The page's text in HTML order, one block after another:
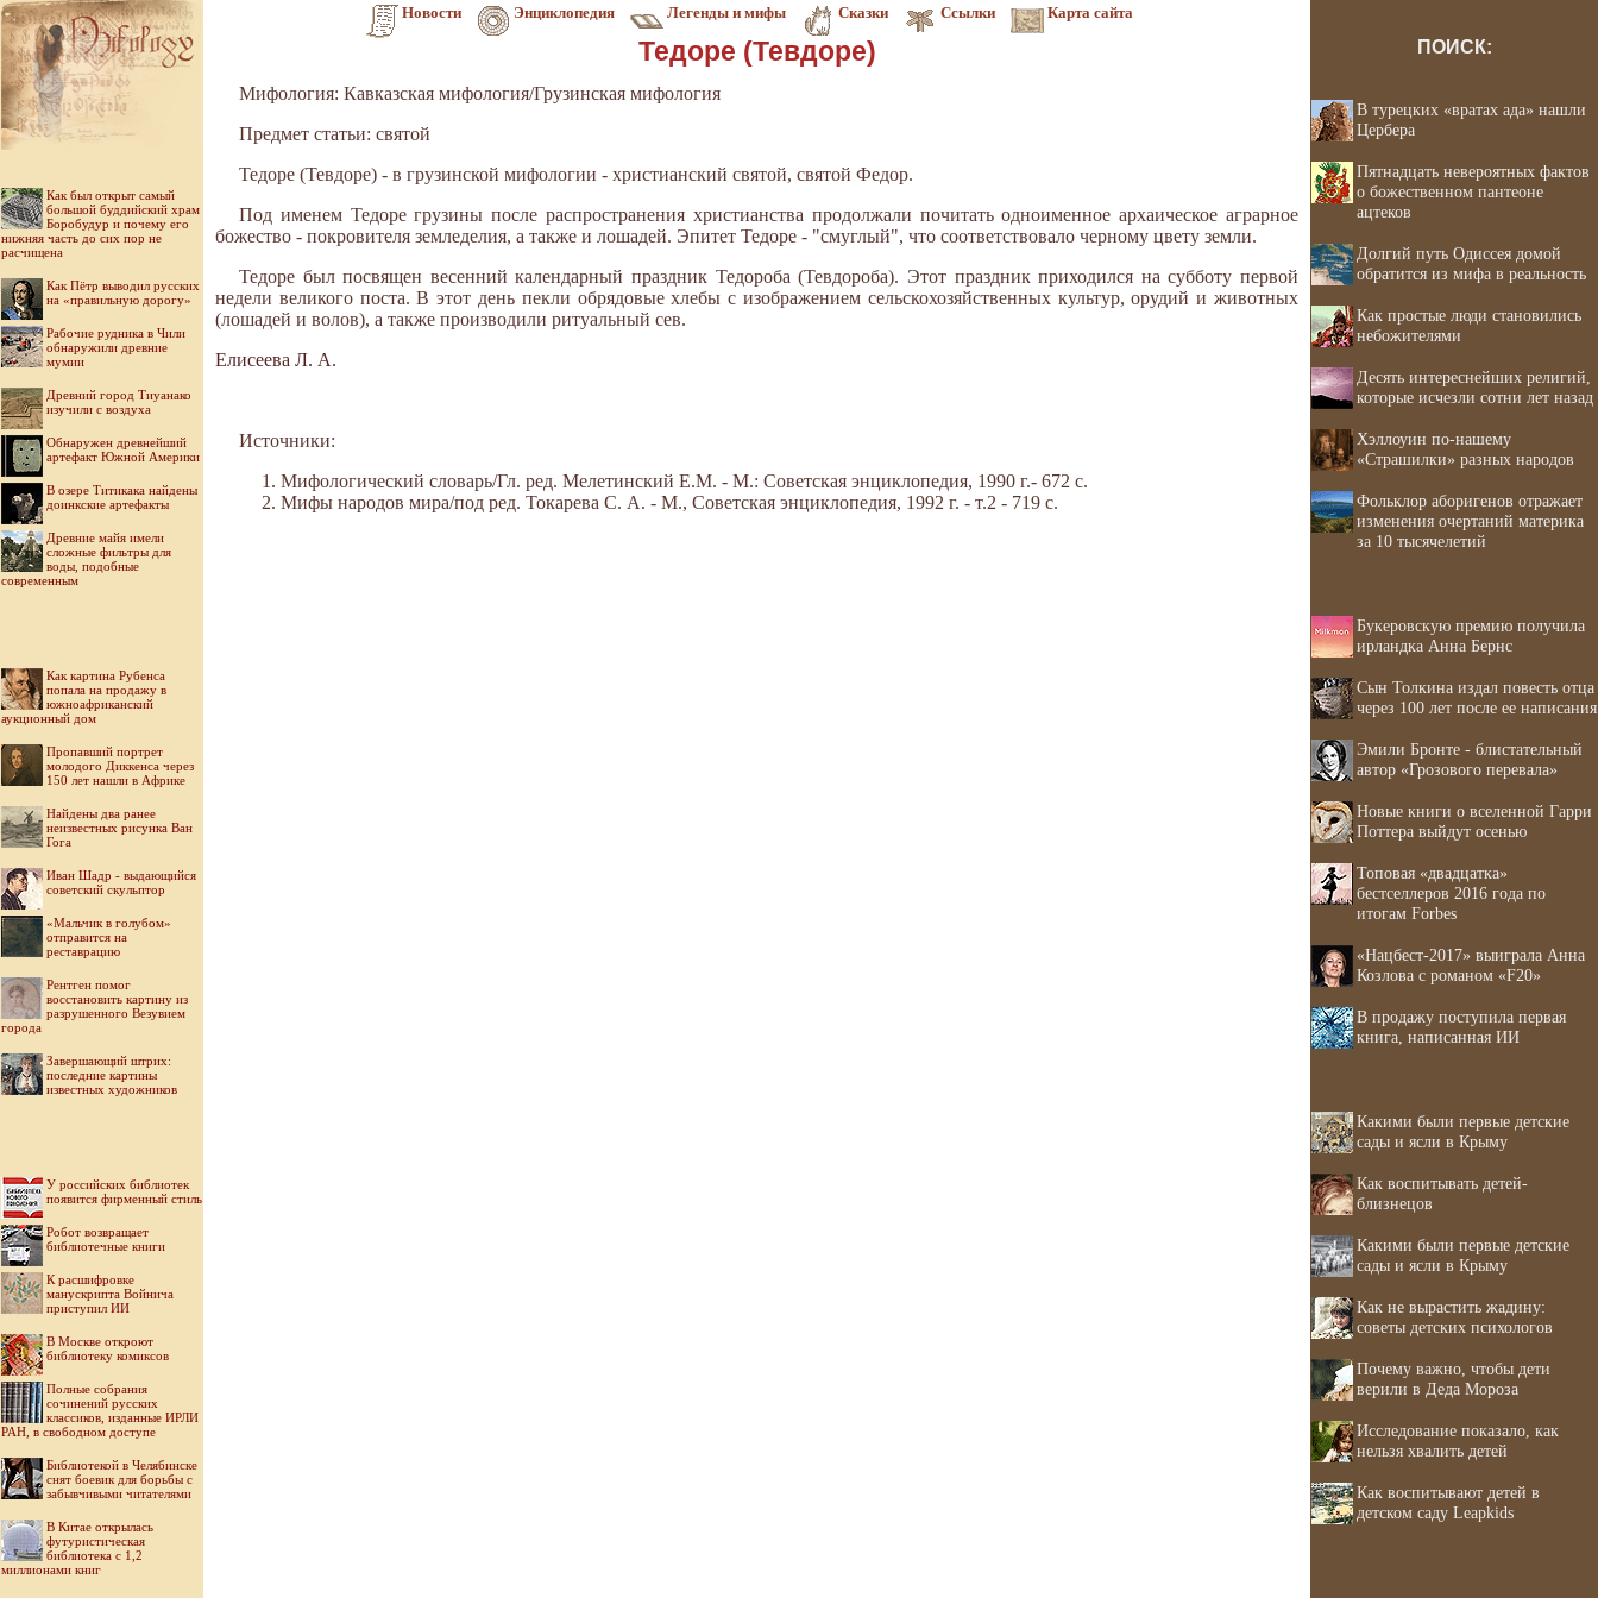
Новости Энциклопедия Легенды и мифы Сказки Ссылки Карта сайта
Как был открыт самый
большой буддийский храм
Боробудур и почему его
нижняя часть до сих пор не
расчищена
Как Пётр выводил русских
на «правильную дорогу»
Рабочие рудника в Чили
обнаружили древние
мумии
Древний город Тиуанако
изучили с воздуха
Обнаружен древнейший
артефакт Южной Америки
В озере Титикака найдены
доинкские артефакты
Древние майя имели
сложные фильтры для
воды, подобные
современным
Как картина Рубенса
попала на продажу в
южноафриканский
аукционный дом
Пропавший портрет
молодого Диккенса через
150 лет нашли в Африке
Найдены два ранее
неизвестных рисунка Ван
Гога
Иван Шадр - выдающийся
советский скульптор
«Мальчик в голубом»
отправится на
реставрацию
Рентген помог
восстановить картину из
разрушенного Везувием
города
Завершающий штрих:
последние картины
известных художников
У российских библиотек
появится фирменный стиль
Робот возвращает
библиотечные книги
К расшифровке
манускрипта Войнича
приступил ИИ
В Москве откроют
библиотеку комиксов
Полные собрания
сочинений русских
классиков, изданные ИРЛИ
РАН, в свободном доступе
Библиотекой в Челябинске
снят боевик для борьбы с
забывчивыми читателями
В Китае открылась
футуристическая
библиотека с 1,2
миллионами книг
Тедоре (Тевдоре)
Мифология: Кавказская мифология/Грузинская мифология
Предмет статьи: святой
Тедоре (Тевдоре) - в грузинской мифологии - христианский святой, святой Федор.
Под именем Тедоре грузины после распространения христианства продолжали почитать одноименное архаическое аграрное
божество - покровителя земледелия, а также и лошадей. Эпитет Тедоре - "смуглый", что соответствовало черному цвету земли.
Тедоре был посвящен весенний календарный праздник Тедороба (Тевдороба). Этот праздник приходился на субботу первой
недели великого поста. В этот день пекли обрядовые хлебы с изображением сельскохозяйственных культур, орудий и животных
(лошадей и волов), а также производили ритуальный сев.
Елисеева Л. А.
Источники:
Мифологический словарь/Гл. ред. Мелетинский Е.М. - М.: Советская энциклопедия, 1990 г.- 672 с.
Мифы народов мира/под ред. Токарева С. А. - М., Советская энциклопедия, 1992 г. - т.2 - 719 с.
ПОИСК:
В турецких «вратах ада» нашли
Цербера
Пятнадцать невероятных фактов
о божественном пантеоне
ацтеков
Долгий путь Одиссея домой
обратится из мифа в реальность
Как простые люди становились
небожителями
Десять интереснейших религий,
которые исчезли сотни лет назад
Хэллоуин по-нашему
«Страшилки» разных народов
Фольклор аборигенов отражает
изменения очертаний материка
за 10 тысячелетий
Букеровскую премию получила
ирландка Анна Бернс
Сын Толкина издал повесть отца
через 100 лет после ее написания
Эмили Бронте - блистательный
автор «Грозового перевала»
Новые книги о вселенной Гарри
Поттера выйдут осенью
Топовая «двадцатка»
бестселлеров 2016 года по
итогам Forbes
«Нацбест-2017» выиграла Анна
Козлова с романом «F20»
В продажу поступила первая
книга, написанная ИИ
Какими были первые детские
сады и ясли в Крыму
Как воспитывать детей-
близнецов
Какими были первые детские
сады и ясли в Крыму
Как не вырастить жадину:
советы детских психологов
Почему важно, чтобы дети
верили в Деда Мороза
Исследование показало, как
нельзя хвалить детей
Как воспитывают детей в
детском саду Leapkids